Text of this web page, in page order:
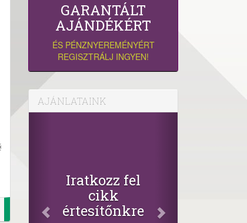
GARANTÁLT
AJÁNDÉKÉRT
ÉS PÉNZNYEREMÉNYÉRT
REGISZTRÁLJ INGYEN!
AJÁNLATAINK
Iratkozz fel
cikk
értesítőnkre